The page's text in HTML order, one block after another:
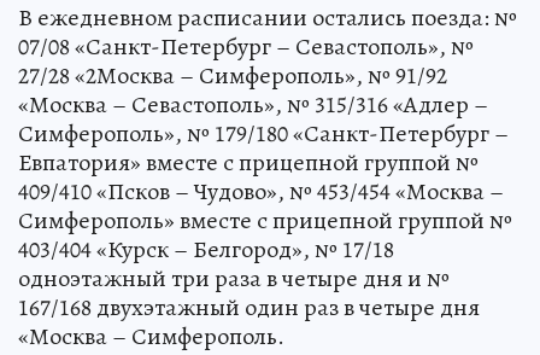
В ежедневном расписании остались поезда: №
07/08 «Санкт-Петербург – Севастополь», №
27/28 «2Москва – Симферополь», № 91/92
«Москва – Севастополь», № 315/316 «Адлер –
Симферополь», № 179/180 «Санкт-Петербург –
Евпатория» вместе с прицепной группой №
409/410 «Псков – Чудово», № 453/454 «Москва –
Симферополь» вместе с прицепной группой №
403/404 «Курск – Белгород», № 17/18
одноэтажный три раза в четыре дня и №
167/168 двухэтажный один раз в четыре дня
«Москва – Симферополь.